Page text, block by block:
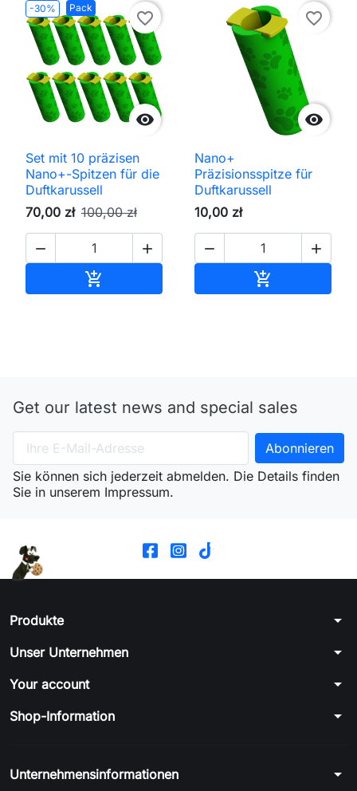
-30% Pack

favorite_border
Set mit 10 präzisen
Nano+-Spitzen für die
Duftkarussell
70,00 zł 100,00 zł
 


favorite_border
Nano+
Präzisionsspitze für
Duftkarussell
10,00 zł
 

Get our latest news and special sales
Sie können sich jederzeit abmelden. Die Details finden
Sie in unserem Impressum.
Produkte arrow_drop_down
Unser Unternehmen arrow_drop_down
Your account arrow_drop_down
Shop-Information arrow_drop_down
Unternehmensinformationen arrow_drop_down